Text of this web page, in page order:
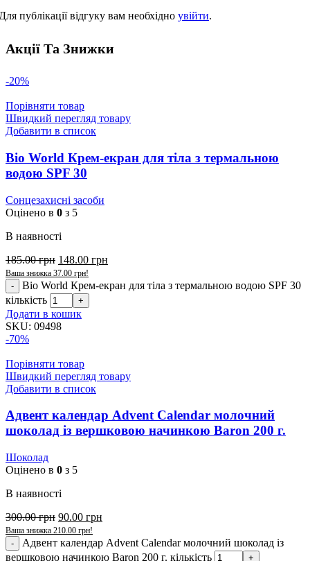
публікації відгуку вам необхідно увійти.
Акції Та Знижки
-20%
Порівняти товар
Швидкий перегляд товару
Добавити в список
Bio World Крем-екран для тіла з термальною
водою SPF 30
Сонцезахисні засоби
Оцінено в 0 з 5
В наявності
185.00грн 148.00 грн
Ваша знижка 37.00 грн!
Bio World Крем-екран для тіла з термальною водою SPF 30
кількість
Додати в кошик
SKU: 09498
-70%
Порівняти товар
Швидкий перегляд товару
Добавити в список
Адвент календар Advent Calendar молочний
шоколад із вершковою начинкою Baron 200 г.
Шоколад
Оцінено в 0 з 5
В наявності
300.00грн 90.00 грн
Ваша знижка 210.00 грн!
Адвент календар Advent Calendar молочний шоколад із
вершковою начинкою Baron 200 г. кількість